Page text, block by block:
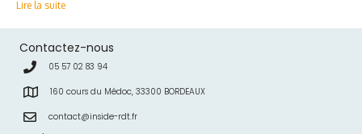
Lire la suite
Contactez-nous
05 57 02 83 94
160 cours du Médoc, 33300 BORDEAUX
contact@inside-rdt.fr